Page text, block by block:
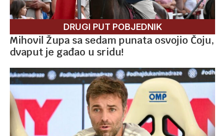
DRUGI PUT POBJEDNIK
Mihovil Župa sa sedam punata osvojio Čoju,
dvaput je gađao u sridu!